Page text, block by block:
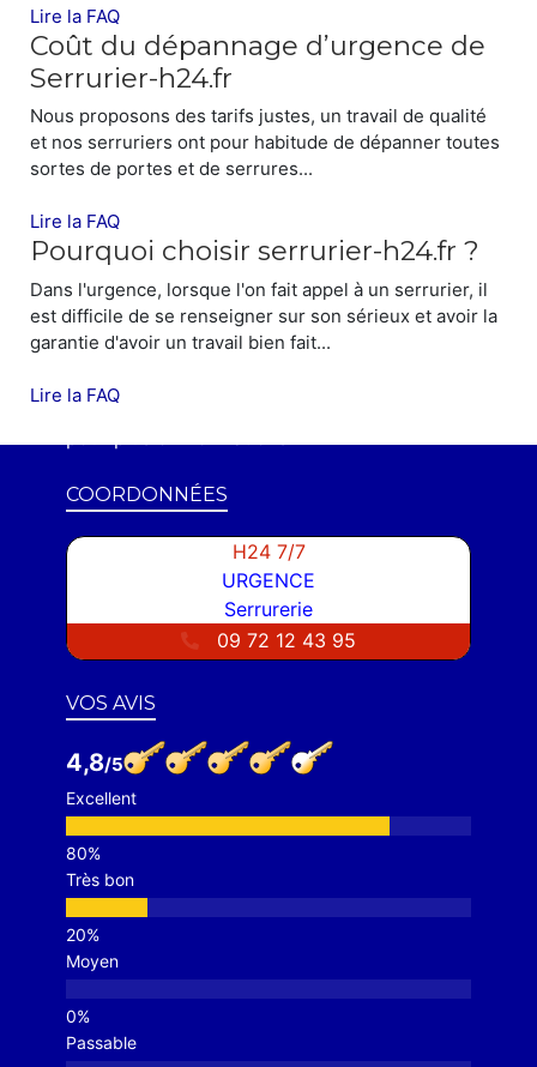
Lire la FAQ
Coût du dépannage d’urgence de
Serrurier-h24.fr
Nous proposons des tarifs justes, un travail de qualité
et nos serruriers ont pour habitude de dépanner toutes
sortes de portes et de serrures...
Lire la FAQ
Pourquoi choisir serrurier-h24.fr ?
Dans l'urgence, lorsque l'on fait appel à un serrurier, il
est difficile de se renseigner sur son sérieux et avoir la
garantie d'avoir un travail bien fait...
Lire la FAQ
SYNDICS ET ENTREPRISES
Serrurier-h24.frassure également les
des Syndics et Entreprises.
COORDONNÉES
H24 7/7
URGENCE
Serrurerie
09 72 12 43 95
VOS AVIS
4,8
Excellent
Très bon
Moyen
Passable